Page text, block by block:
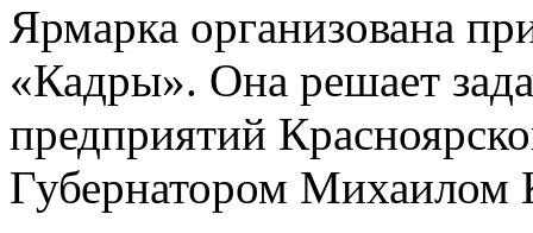
Ярмарка организована
«Кадры». Она решает
предприятий
Губернатором Михаилом